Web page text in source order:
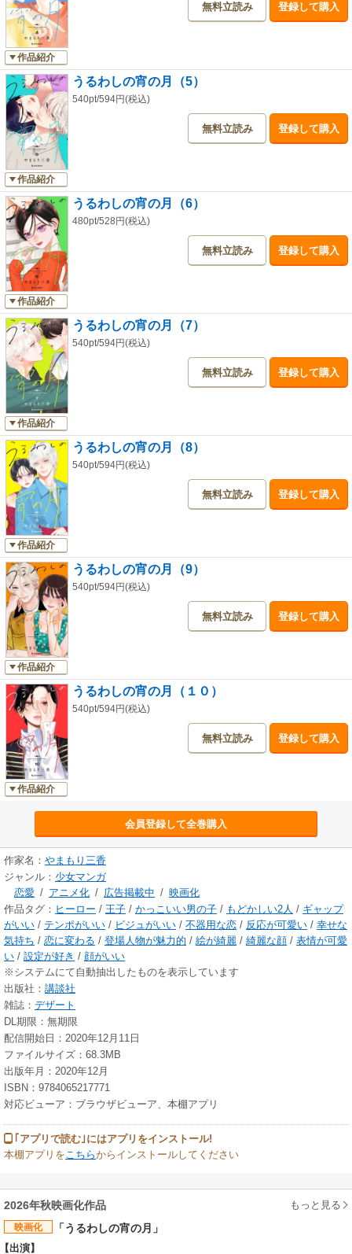
作品紹介
無料立読み 登録して購入
作品紹介
うるわしの宵の月（5）
540pt/594円(税込)
無料立読み 登録して購入
作品紹介
うるわしの宵の月（6）
480pt/528円(税込)
無料立読み 登録して購入
作品紹介
うるわしの宵の月（7）
540pt/594円(税込)
無料立読み 登録して購入
作品紹介
うるわしの宵の月（8）
540pt/594円(税込)
無料立読み 登録して購入
作品紹介
うるわしの宵の月（9）
540pt/594円(税込)
無料立読み 登録して購入
作品紹介
うるわしの宵の月（１０）
540pt/594円(税込)
無料立読み 登録して購入
会員登録して全巻購入
作家名： やまもり三香
ジャンル： 少女マンガ
恋愛 / アニメ化 / 広告掲載中 / 映画化
作品タグ： ヒーロー / 王子 / かっこいい男の子 / もどかしい2人 / ギャップ
がいい / テンポがいい / ビジュがいい / 不器用な恋 / 反応が可愛い / 幸せな
気持ち / 恋に変わる / 登場人物が魅力的 / 絵が綺麗 / 綺麗な顔 / 表情が可愛
い / 設定が好き / 顔がいい
※システムにて自動抽出したものを表示しています
出版社： 講談社
雑誌： デザート
DL期限：無期限
配信開始日：2020年12月11日
ファイルサイズ：68.3MB
出版年月：2020年12月
ISBN：9784065217771
対応ビューア：ブラウザビューア、本棚アプリ
｢アプリで読む｣にはアプリをインストール!
本棚アプリをこちらからインストールしてください
2026年秋映画化作品 もっと見る
映画化 「うるわしの宵の月」
出演】